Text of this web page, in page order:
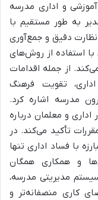
و اداری مدرسه
به طور مستقیم با
نظارت دقیق و جمع‌آوری
استفاده از روش‌های
از جمله اقدامات
تقویت فرهنگ
مدرسه اشاره کرد.
و معلمان درباره
تأکید می‌کند. در
با فساد اداری تنها
و همکاری همگان
مدیریتی مدرسه،
کاری منصفانه‌تر و